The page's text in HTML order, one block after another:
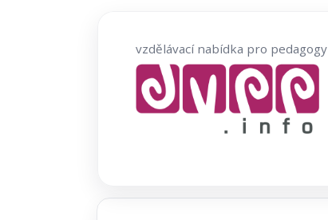
vzdělávací nabídka pro pedagogy